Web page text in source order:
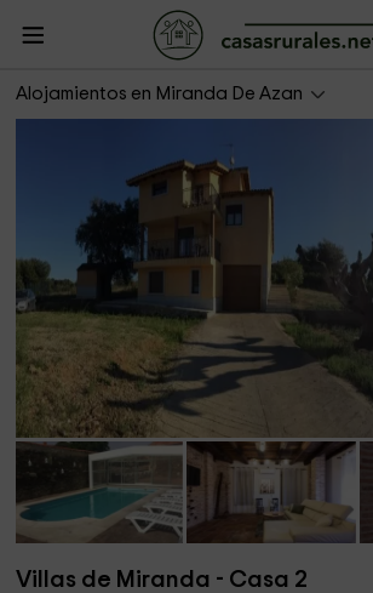
Alojamientos en Miranda De Azan
Villas de Miranda - Casa 2
Villas de Miranda - Casa 2